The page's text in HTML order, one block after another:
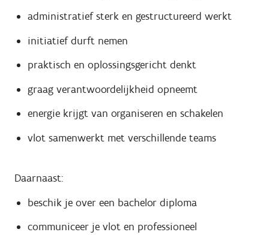
administratief sterk en gestructureerd werkt
initiatief durft nemen
praktisch en oplossingsgericht denkt
graag verantwoordelijkheid opneemt
energie krijgt van organiseren en schakelen
vlot samenwerkt met verschillende teams
Daarnaast:
beschik je over een bachelor diploma
communiceer je vlot en professioneel